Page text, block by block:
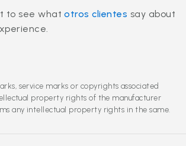
to see whatotros clientes say about
service marks or copyrights associated
property rights of the manufacturer
any intellectual property rights in the same.